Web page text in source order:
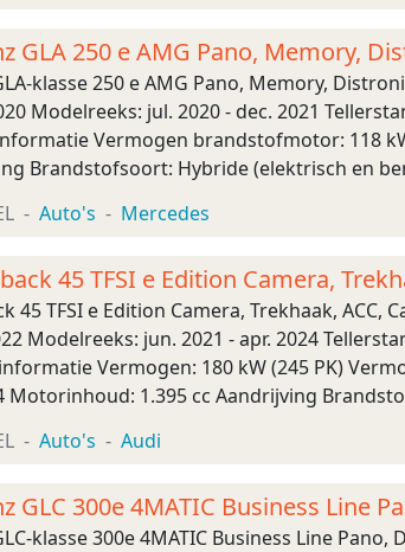
GLA 250 e AMG Pano, Memory,
klasse 250 e AMG Pano, Memory,
Modelreeks: jul. 2020 - dec. 2021
Vermogen brandstofmotor: 118
Brandstofsoort: Hybride (elektrisch en
Auto's Mercedes
45 TFSI e Edition Camera,
45 TFSI e Edition Camera, Trekhaak,
Modelreeks: jun. 2021 - apr. 2024
Vermogen: 180 kW (245 PK)
Motorinhoud: 1.395 cc Aandrijving
Auto's Audi
GLC 300e 4MATIC Business Line
klasse 300e 4MATIC Business Line